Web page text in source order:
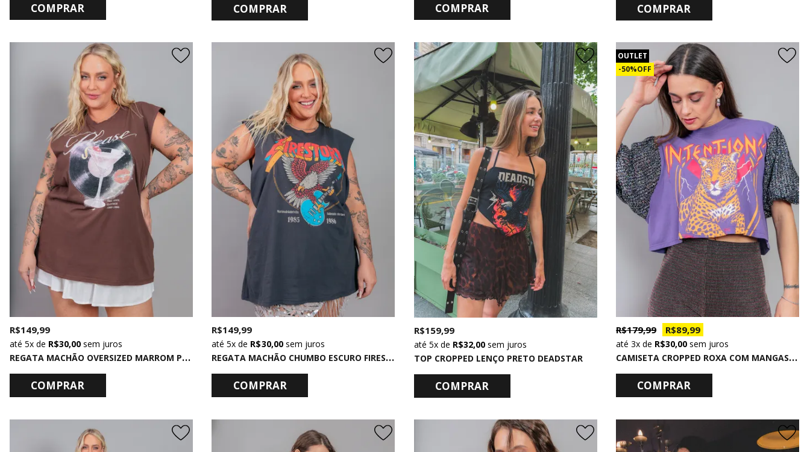
COMPRAR COMPRAR COMPRAR COMPRAR
R
EGATA MACHÃO OVERSIZED MARROM PLEASE
R$ 149,99
5xde R$ 30,00 sem juros
COMPRAR
R
EGATA MACHÃO CHUMBO ESCURO FIRESTORM
R$ 149,99
5x de R$ 30,00sem juros
COMPRAR
TOP CROPPED LENÇO PRETO DEADSTAR
R$ 159,99
5xde R$ 32,00 sem juros
COMPRAR
OUTLET
50% OFF
C
AMISETA CROPPED ROXA COM MANGAS BUFANTES DE PAETÊ INTENTIONS
R$ 179,99 R$ 89,99
3xde R$ 30,00 sem juros
COMPRAR